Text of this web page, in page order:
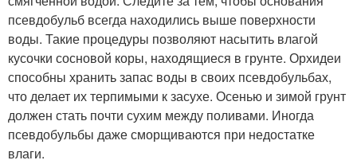
псевдобульб всегда находились выше поверхности
воды. Такие процедуры позволяют насытить влагой
кусочки сосновой коры, находящиеся в грунте. Орхидеи
способны хранить запас воды в своих псевдобульбах,
что делает их терпимыми к засухе. Осенью и зимой грунт
должен стать почти сухим между поливами. Иногда
псевдобульбы даже сморщиваются при недостатке
влаги.